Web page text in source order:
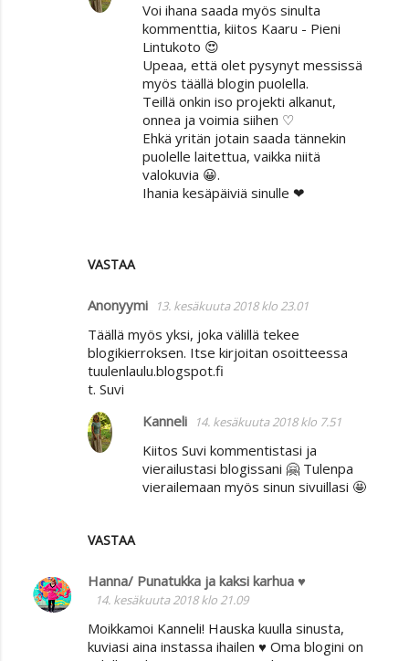
VASTAA
Voi ihana saada myös sinulta
kommenttia, kiitos Kaaru - Pieni
Lintukoto 😍
Upeaa, että olet pysynyt messissä
myös täällä blogin puolella.
Teillä onkin iso projekti alkanut,
onnea ja voimia siihen ♡
Ehkä yritän jotain saada tännekin
puolelle laitettua, vaikka niitä
valokuvia 😀.
Ihania kesäpäiviä sinulle ❤
Anonyymi 13. kesäkuuta 2018 klo 23.01
Täällä myös yksi, joka välillä tekee
blogikierroksen. Itse kirjoitan osoitteessa
tuulenlaulu.blogspot.fi
t. Suvi
VASTAA
Kanneli 14. kesäkuuta 2018 klo 7.51
Kiitos Suvi kommentistasi ja
vierailustasi blogissani 🤗 Tulenpa
vierailemaan myös sinun sivuillasi 🤩
Hanna/ Punatukka ja kaksi karhua ♥
14. kesäkuuta 2018 klo 21.09
Moikkamoi Kanneli! Hauska kuulla sinusta,
kuviasi aina instassa ihailen ♥ Oma blogini on